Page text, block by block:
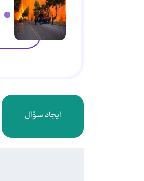
ایجاد سؤال